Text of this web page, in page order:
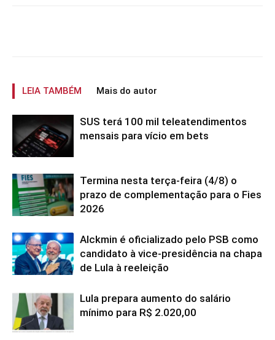
LEIA TAMBÉM Mais do autor
SUS terá 100 mil teleatendimentos
mensais para vício em bets
Termina nesta terça-feira (4/8) o
prazo de complementação para o Fies
2026
Alckmin é oficializado pelo PSB como
candidato à vice-presidência na chapa
de Lula à reeleição
Lula prepara aumento do salário
mínimo para R$ 2.020,00